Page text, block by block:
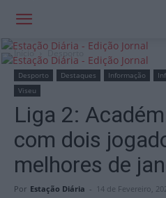
Início Desporto
Desporto Destaques Informação
Viseu
Liga 2:
com dois
melhores de
Por Estação Diária - 14 de Fevereiro,